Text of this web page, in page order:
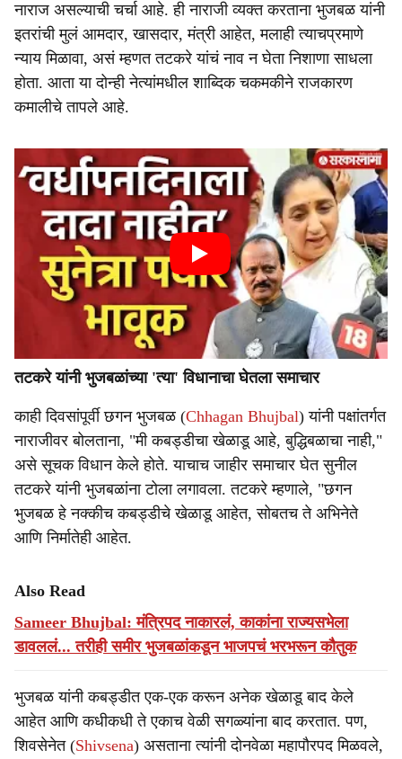
नाराज असल्याची चर्चा आहे. ही नाराजी व्यक्त करताना भुजबळ यांनी
इतरांची मुलं आमदार, खासदार, मंत्री आहेत, मलाही त्याचप्रमाणे
न्याय मिळावा, असं म्हणत तटकरे यांचं नाव न घेता निशाणा साधला
होता. आता या दोन्ही नेत्यांमधील शाब्दिक चकमकीने राजकारण
कमालीचे तापले आहे.
तटकरे यांनी भुजबळांच्या 'त्या' विधानाचा घेतला समाचार
काही दिवसांपूर्वी छगन भुजबळ (Chhagan Bhujbal) यांनी पक्षांतर्गत
नाराजीवर बोलताना, "मी कबड्डीचा खेळाडू आहे, बुद्धिबळाचा नाही,"
असे सूचक विधान केले होते. याचाच जाहीर समाचार घेत सुनील
तटकरे यांनी भुजबळांना टोला लगावला. तटकरे म्हणाले, "छगन
भुजबळ हे नक्कीच कबड्डीचे खेळाडू आहेत, सोबतच ते अभिनेते
आणि निर्मातेही आहेत.
Also Read
Sameer Bhujbal: मंत्रिपद नाकारलं, काकांना राज्यसभेला
डावललं... तरीही समीर भुजबळांकडून भाजपचं भरभरून कौतुक
भुजबळ यांनी कबड्डीत एक-एक करून अनेक खेळाडू बाद केले
आहेत आणि कधीकधी ते एकाच वेळी सगळ्यांना बाद करतात. पण,
शिवसेनेत (Shivsena) असताना त्यांनी दोनवेळा महापौरपद मिळवले,